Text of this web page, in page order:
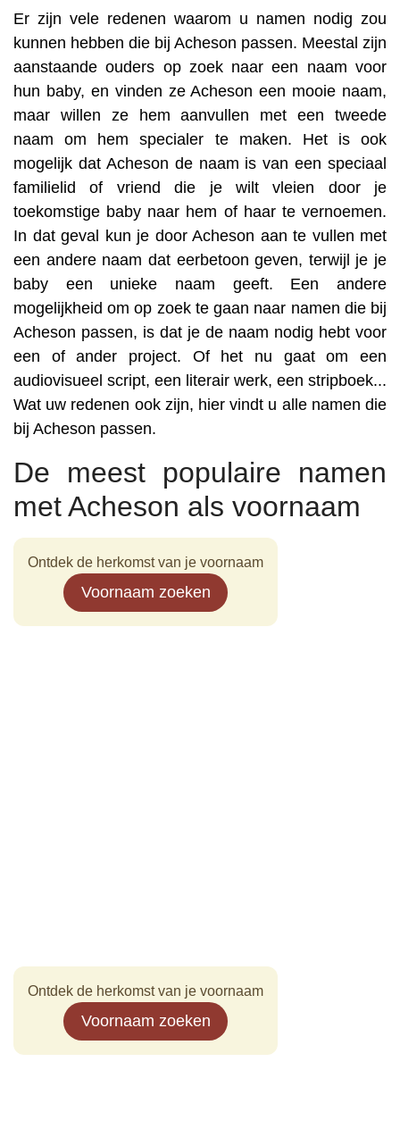
Er zijn vele redenen waarom u namen nodig zou
kunnen hebben die bij Acheson passen. Meestal zijn
aanstaande ouders op zoek naar een naam voor
hun baby, en vinden ze Acheson een mooie naam,
maar willen ze hem aanvullen met een tweede
naam om hem specialer te maken. Het is ook
mogelijk dat Acheson de naam is van een speciaal
familielid of vriend die je wilt vleien door je
toekomstige baby naar hem of haar te vernoemen.
In dat geval kun je door Acheson aan te vullen met
een andere naam dat eerbetoon geven, terwijl je je
baby een unieke naam geeft. Een andere
mogelijkheid om op zoek te gaan naar namen die bij
Acheson passen, is dat je de naam nodig hebt voor
een of ander project. Of het nu gaat om een
audiovisueel script, een literair werk, een stripboek...
Wat uw redenen ook zijn, hier vindt u alle namen die
bij Acheson passen.
De meest populaire namen
met Acheson als voornaam
Ontdek de herkomst van je voornaam
Voornaam zoeken
Ontdek de herkomst van je voornaam
Voornaam zoeken